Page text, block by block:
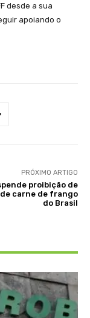
desde a sua
apoiando o
PRÓXIMO ARTIGO
proibição de
carne de frango
do Brasil